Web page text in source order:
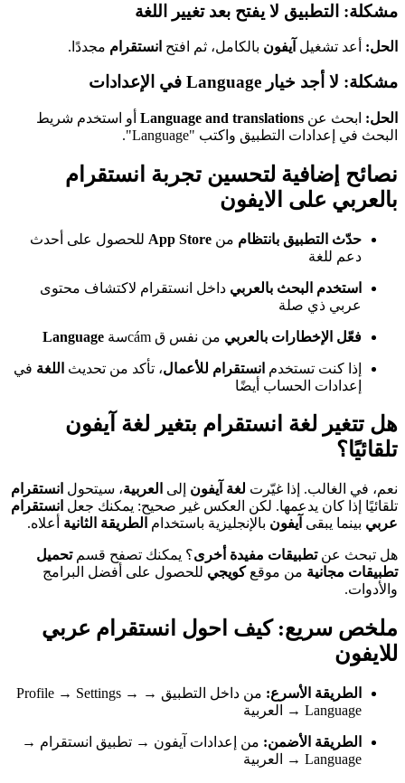
مشكلة: التطبيق لا يفتح بعد تغيير اللغة
الحل: أعد تشغيل آيفون بالكامل، ثم افتح انستقرام مجددًا.
مشكلة: لا أجد خيار Language في الإعدادات
الحل: ابحث عن Language and translations أو استخدم شريط
البحث في إعدادات التطبيق واكتب "Language".
نصائح إضافية لتحسين تجربة انستقرام
بالعربي على الايفون
حدّث التطبيق بانتظام من App Store للحصول على أحدث
دعم للغة
استخدم البحث بالعربي داخل انستقرام لاكتشاف محتوى
عربي ذي صلة
فعّل الإخطارات بالعربي من نفس ق cámسة Language
إذا كنت تستخدم انستقرام للأعمال، تأكد من تحديث اللغة في
إعدادات الحساب أيضًا
هل تتغير لغة انستقرام بتغير لغة آيفون
تلقائيًا؟
نعم، في الغالب. إذا غيّرت لغة آيفون إلى العربية، سيتحول انستقرام
تلقائيًا إذا كان يدعمها. لكن العكس غير صحيح: يمكنك جعل انستقرام
عربي بينما يبقى آيفون بالإنجليزية باستخدام الطريقة الثانية أعلاه.
هل تبحث عنتطبيقات مفيدة أخرى؟ يمكنك تصفح قسمتحميل
تطبيقات مجانية من موقعكويجي للحصول على أفضل البرامج
والأدوات.
ملخص سريع: كيف احول انستقرام عربي
للايفون
الطريقة الأسرع:
من داخل التطبيق → Profile → Settings →
Language → العربية
الطريقة الأضمن: من إعدادات آيفون → تطبيق انستقرام →
Language → العربية